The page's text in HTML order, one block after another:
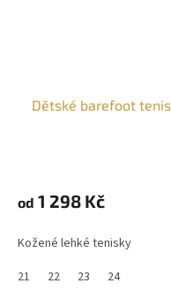
Dětské barefoot
od 1 298 Kč
Kožené lehké tenisky
21
22 23 24